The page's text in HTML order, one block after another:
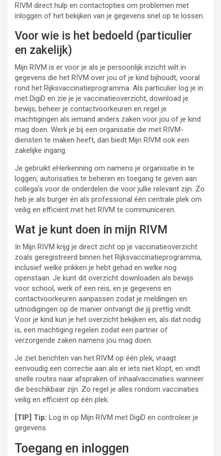
RIVM direct hulp en contactopties om problemen met
inloggen of het bekijken van je gegevens snel op te lossen.
Voor wie is het bedoeld (particulier
en zakelijk)
Mijn RIVM is er voor je als je persoonlijk inzicht wilt in
gegevens die het RIVM over jou of je kind bijhoudt, vooral
rond het Rijksvaccinatieprogramma. Als particulier log je in
met DigiD en zie je je vaccinatieoverzicht, download je
bewijs, beheer je contactvoorkeuren en regel je
machtigingen als iemand anders zaken voor jou of je kind
mag doen. Werk je bij een organisatie die met RIVM-
diensten te maken heeft, dan biedt Mijn RIVM ook een
zakelijke ingang.
Je gebruikt eHerkenning om namens je organisatie in te
loggen, autorisaties te beheren en toegang te geven aan
collega’s voor de onderdelen die voor jullie relevant zijn. Zo
heb je als burger én als professional één centrale plek om
veilig en efficiënt met het RIVM te communiceren.
Wat je kunt doen in mijn RIVM
In Mijn RIVM krijg je direct zicht op je vaccinatieoverzicht
zoals geregistreerd binnen het Rijksvaccinatieprogramma,
inclusief welke prikken je hebt gehad en welke nog
openstaan. Je kunt dit overzicht downloaden als bewijs
voor school, werk of een reis, en je gegevens en
contactvoorkeuren aanpassen zodat je meldingen en
uitnodigingen op de manier ontvangt die jij prettig vindt.
Voor je kind kun je het overzicht bekijken en, als dat nodig
is, een machtiging regelen zodat een partner of
verzorgende zaken namens jou mag doen.
Je ziet berichten van het RIVM op één plek, vraagt
eenvoudig een correctie aan als er iets niet klopt, en vindt
snelle routes naar afspraken of inhaalvaccinaties wanneer
die beschikbaar zijn. Zo regel je alles rondom vaccinaties
veilig en efficiënt op één plek.
[TIP] Tip: Log in op Mijn RIVM met DigiD en controleer je
gegevens.
Toegang en inloggen